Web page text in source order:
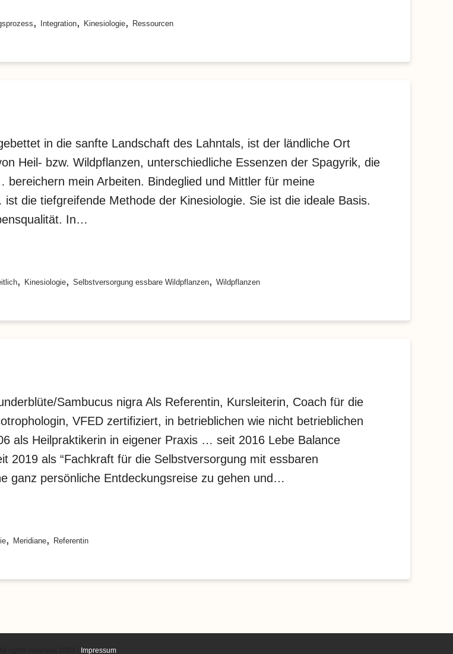
, Integration, Kinesiologie, Ressourcen
in die sanfte Landschaft des Lahntals, ist der ländliche Ort
Heil- bzw. Wildpflanzen, unterschiedliche Essenzen der Spagyrik, die
mein Arbeiten. Bindeglied und Mittler für meine
die tiefgreifende Methode der Kinesiologie. Sie ist die ideale Basis.
In…
, Kinesiologie, Selbstversorgung essbare Wildpflanzen, Wildpflanzen
Sambucus nigra Als Referentin, Kursleiterin, Coach für die
VFED zertifiziert, in betrieblichen wie nicht betrieblichen
als Heilpraktikerin in eigener Praxis … seit 2016 Lebe Balance
als “Fachkraft für die Selbstversorgung mit essbaren
ganz persönliche Entdeckungsreise zu gehen und…
, Meridiane, Referentin
Impressum